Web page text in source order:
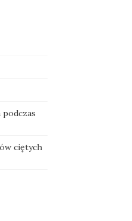
podczas
ciętych